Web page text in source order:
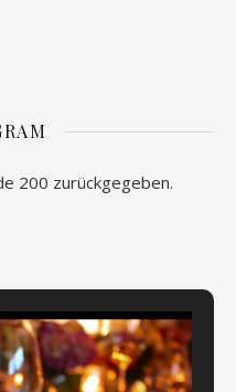
200 zurückgegeben.